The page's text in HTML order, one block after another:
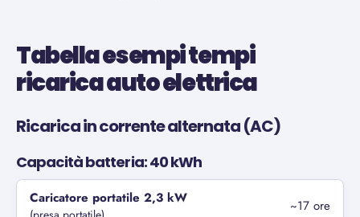
Tabella esempi tempi
ricarica auto elettrica
Ricarica in corrente alternata (AC)
Capacità batteria: 40 kWh
Caricatore portatile 2,3 kW ~17 ore